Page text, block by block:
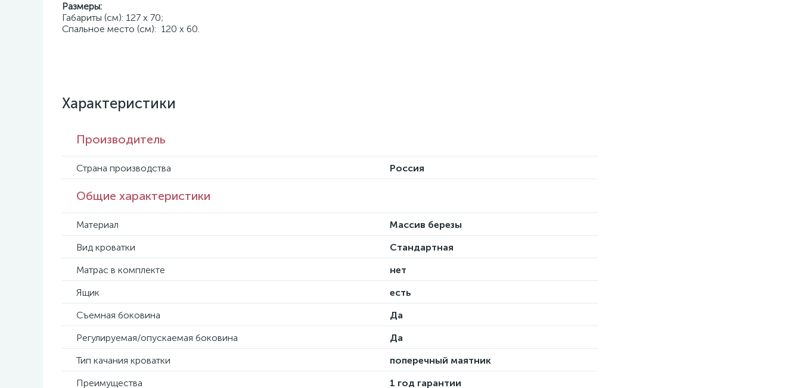
Размеры:
Габариты (см): 127 х 70;
Cпальное место (см): 120 х 60.
Характеристики
Производитель
Страна производства Россия
Общие характеристики
Материал
Массив березы
Вид кроватки
Стандартная
Матрас в комплекте
нет
Ящик
есть
Съемная боковина
Да
Регулируемая/опускаемая боковина
Да
Тип качания кроватки
поперечный маятник
Преимущества
1 год гарантии